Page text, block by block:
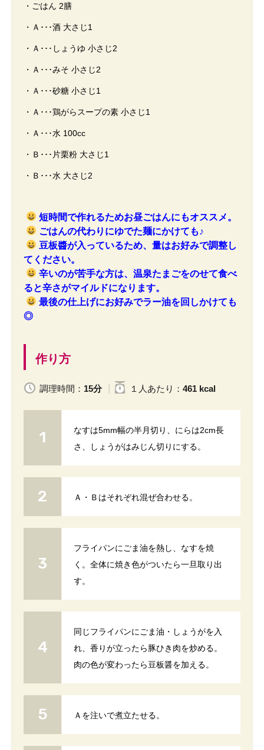
・ごはん 2膳
・Ａ･･･酒 大さじ1
・Ａ･･･しょうゆ 小さじ2
・Ａ･･･みそ 小さじ2
・Ａ･･･砂糖 小さじ1
・Ａ･･･鶏がらスープの素 小さじ1
・Ａ･･･水 100cc
・Ｂ･･･片栗粉 大さじ1
・Ｂ･･･水 大さじ2
短時間で作れるためお昼ごはんにもオススメ。
ごはんの代わりにゆでた麺にかけても♪
豆板醬が入っているため、量はお好みで調整し
てください。
辛いのが苦手な方は、温泉たまごをのせて食べ
ると辛さがマイルドになります。
最後の仕上げにお好みでラー油を回しかけても
◎
作り方
調理時間： 15分 １人 あたり ： 461 kcal
なすは5mm幅の半月切り、にらは2cm長
さ、しょうがはみじん切りにする。
Ａ・Ｂはそれぞれ混ぜ合わせる。
フライパンにごま油を熱し、なすを焼
く。全体に焼き色がついたら一旦取り出
す。
同じフライパンにごま油・しょうがを入
れ、香りが立ったら豚ひき肉を炒める。
肉の色が変わったら豆板醤を加える。
Ａを注いで煮立たせる。